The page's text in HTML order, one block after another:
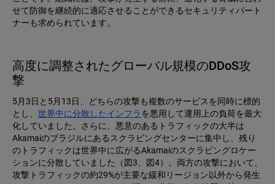
せて防御を継続的に適応させることができるセキュリティパート
ナーも求められています。
高度に調整されたグローバル規模のDDoS攻
撃
5月3日と5月13日、どちらの攻撃も複数のサービスを同時に標的
とし、 世界中に分散したインフラ を悪用して運用上の負荷を最大
化していました。さらに、悪意のあるトラフィックの大半は
Akamaiのブラジルにあるスクラビングセンターに集中し、残り
のトラフィックは世界中に広がるAkamaiのスクラビングロケー
ションに分散していました（図3、図4）。両方の攻撃において、
攻撃トラフィックの約29%が主要な緩和リージョン以外から発生